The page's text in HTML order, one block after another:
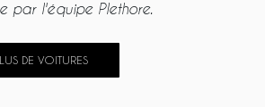
par l'équipe Plethore.
DE VOITURES